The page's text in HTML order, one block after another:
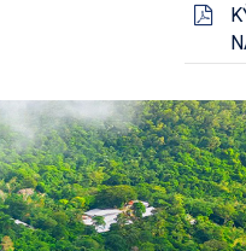
TÂY PHÚ TỔ
3, KHÓA XIII,
XÃ TÂY PHÚ
CÁC TUYẾN